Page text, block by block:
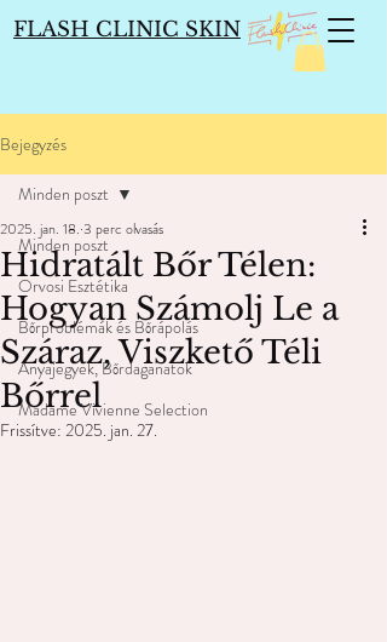
FLASH CLINIC SKIN
Bejegyzés
Minden poszt
Orvosi Esztétika
Bőrproblémák és Bőrápolás
Anyajegyek, Bőrdaganatok
Madame Vivienne Selection
Minden poszt
Hidratált Bőr Télen:
Hogyan Számolj Le a
Száraz, Viszkető Téli
Bőrrel
2025. jan. 18. 3 perc olvasás
Frissítve: 2025. jan. 27.